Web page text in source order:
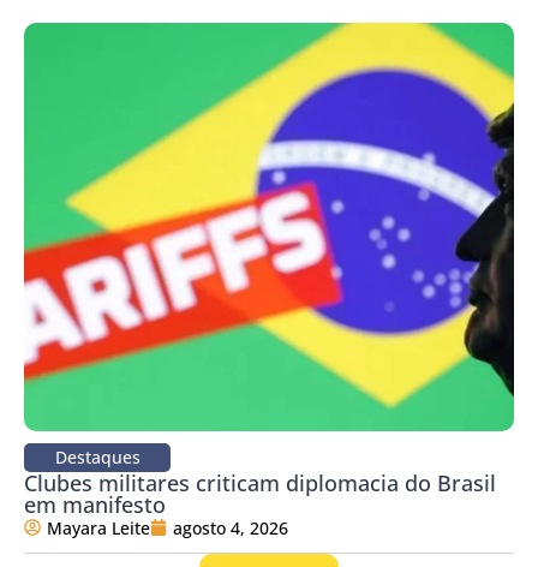
Destaques
Clubes militares criticam diplomacia do Brasil
em manifesto
Mayara Leite agosto 4, 2026